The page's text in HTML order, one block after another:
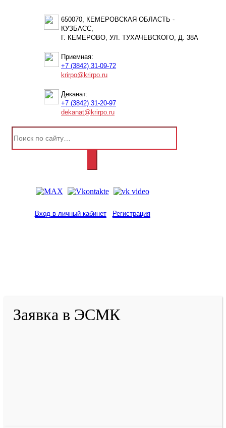
650070, КЕМЕРОВСКАЯ ОБЛАСТЬ -
КУЗБАСС,
Г. КЕМЕРОВО, УЛ. ТУХАЧЕВСКОГО, Д. 38А
Приемная:
+7 (3842) 31-09-72
krirpo@krirpo.ru
Деканат:
+7 (3842) 31-20-97
dekanat@krirpo.ru
Вход в личный кабинет Регистрация
Заявка в ЭСМК